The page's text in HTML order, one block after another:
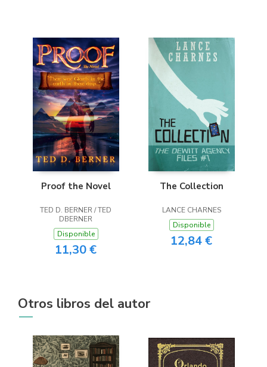
Proof the Novel
TED D. BERNER / TED
DBERNER
Disponible
11,30 €
The Collection
LANCE CHARNES
Disponible
12,84 €
Otros libros del autor